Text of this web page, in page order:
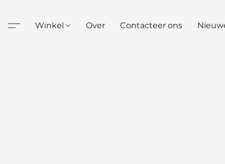
Winkel Over Contacteer ons